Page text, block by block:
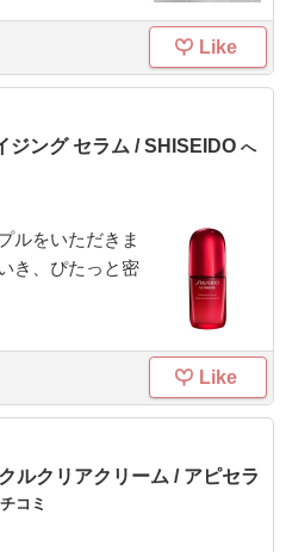
Like
ジング セラム / SHISEIDO へ
ルをいただきま
き、ぴたっと密
Like
ルクリアクリーム / アピセラ
コミ